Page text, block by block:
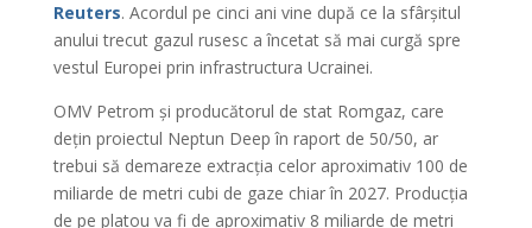
Reuters. Acordul pe cinci ani vine după ce la sfârșitul
anului trecut gazul rusesc a încetat să mai curgă spre
vestul Europei prin infrastructura Ucrainei.
OMV Petrom și producătorul de stat Romgaz, care
dețin proiectul Neptun Deep în raport de 50/50, ar
trebui să demareze extracția celor aproximativ 100 de
miliarde de metri cubi de gaze chiar în 2027. Producția
de pe platou va fi de aproximativ 8 miliarde de metri